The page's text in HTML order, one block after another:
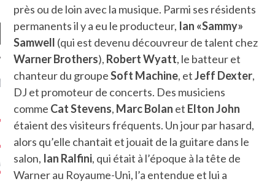
CRITIQUES
7.6
DUDE’S REV...
5.4
CLAN – A BE...
6.8
– HEL...
près ou de loin avec la musique. Parmi ses résidents
permanents il y a eu le producteur, Ian «Sammy»
Samwell (qui est devenu découvreur de talent chez
Warner Brothers), Robert Wyatt, le batteur et
chanteur du groupeSoft Machine, etJeff Dexter,
DJ et promoteur de concerts. Des musiciens
comme Cat Stevens, Marc Bolan et Elton John
étaient des visiteurs fréquents. Un jour par hasard,
alors qu’elle chantait et jouait de la guitare dans le
salon, Ian Ralfini, qui était à l’époque à la tête de
Warner au Royaume-Uni, l’a entendue et lui a